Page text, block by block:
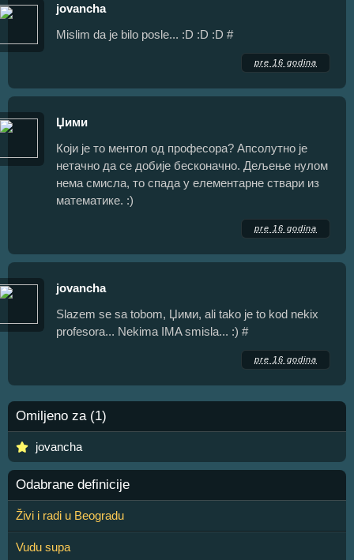
jovancha
Mislim da je bilo posle... :D :D :D #
pre 16 godina
Џими
Који је то ментол од професора? Апсолутно је
нетачно да се добије бесконачно. Дељење нулом
нема смисла, то спада у елементарне ствари из
математике. :)
pre 16 godina
jovancha
Slazem se sa tobom, Џими, ali tako je to kod nekix
profesora... Nekima IMA smisla... :) #
pre 16 godina
Omiljeno za (1)
jovancha
Odabrane definicije
Živi i radi u Beogradu
Vudu supa